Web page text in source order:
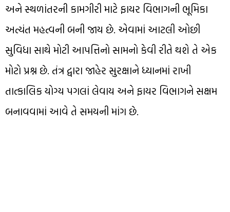
અને સ્થળાંતરની કામગીરી માટે ફાયર વિભાગની ભૂમિકા
અત્યંત મહત્વની બની જાય છે. એવામાં આટલી ઓછી
સુવિધા સાથે મોટી આપત્તિનો સામનો કેવી રીતે થશે તે એક
મોટો પ્રશ્ન છે. તંત્ર દ્વારા જાહેર સુરક્ષાને ધ્યાનમાં રાખી
તાત્કાલિક યોગ્ય પગલાં લેવાય અને ફાયર વિભાગને સક્ષમ
બનાવવામાં આવે તે સમયની માંગ છે.